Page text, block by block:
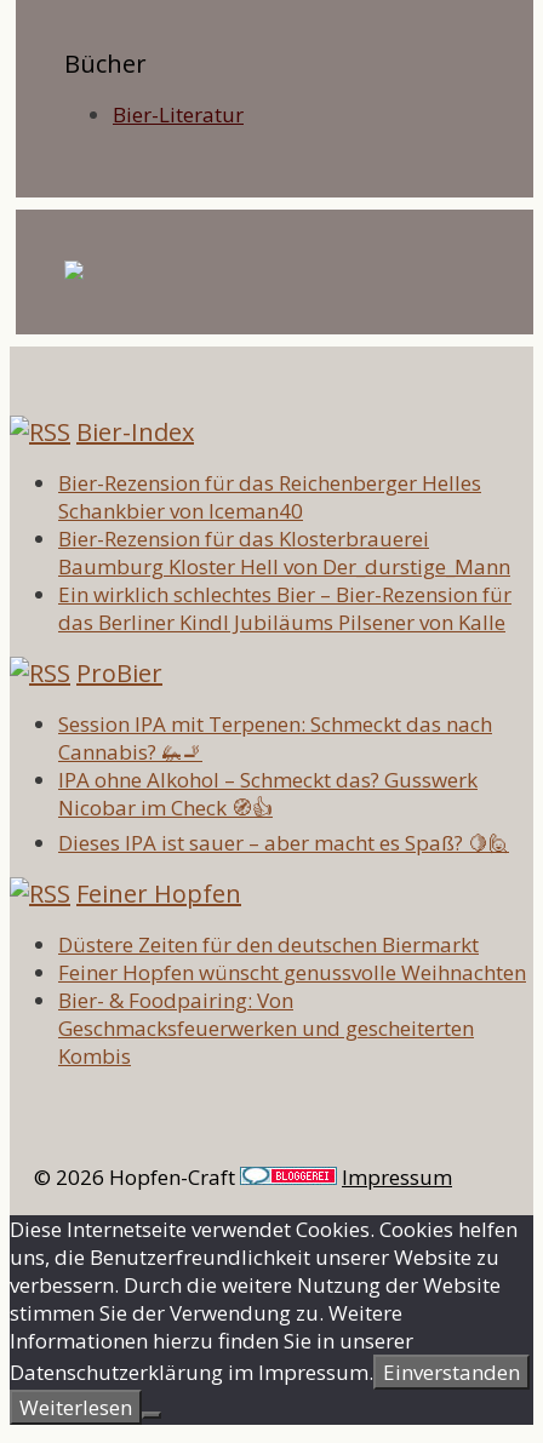
Bücher
Bier-Literatur
Bier-Index
Bier-Rezension für das Reichenberger Helles
Schankbier von Iceman40
Bier-Rezension für das Klosterbrauerei
Baumburg Kloster Hell von Der_durstige_Mann
Ein wirklich schlechtes Bier – Bier-Rezension für
das Berliner Kindl Jubiläums Pilsener von Kalle
ProBier
Session IPA mit Terpenen: Schmeckt das nach
Cannabis? 🦗🚬
IPA ohne Alkohol – Schmeckt das? Gusswerk
Nicobar im Check 🧭👍
Dieses IPA ist sauer – aber macht es Spaß? 🍋🙋
Feiner Hopfen
Düstere Zeiten für den deutschen Biermarkt
Feiner Hopfen wünscht genussvolle Weihnachten
Bier- & Foodpairing: Von
Geschmacksfeuerwerken und gescheiterten
Kombis
© 2026 Hopfen-Craft
Impressum
Diese Internetseite verwendet Cookies. Cookies helfen
uns, die Benutzerfreundlichkeit unserer Website zu
verbessern. Durch die weitere Nutzung der Website
stimmen Sie der Verwendung zu. Weitere
Informationen hierzu finden Sie in unserer
Datenschutzerklärung im Impressum. Einverstanden
Weiterlesen